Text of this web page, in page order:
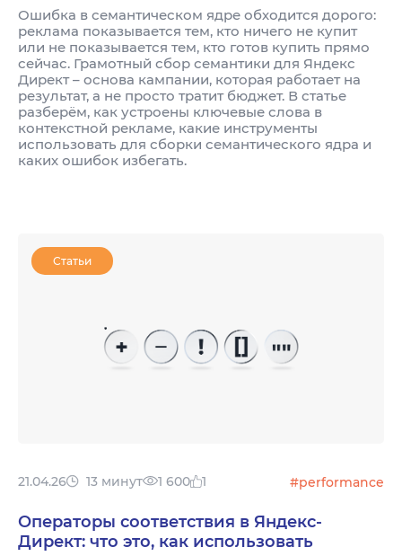
Ошибка в семантическом ядре обходится дорого:
реклама показывается тем, кто ничего не купит
или не показывается тем, кто готов купить прямо
сейчас. Грамотный сбор семантики для Яндекс
Директ – основа кампании, которая работает на
результат, а не просто тратит бюджет. В статье
разберём, как устроены ключевые слова в
контекстной рекламе, какие инструменты
использовать для сборки семантического ядра и
каких ошибок избегать.
Статьи
21.04.26 13 минут 1 600 1 #performance
Операторы соответствия в Яндекс-
Директ: что это, как использовать